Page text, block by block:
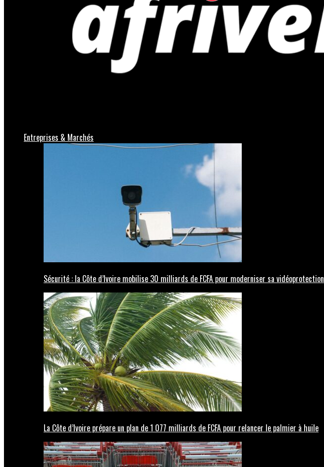
Entreprises & Marchés
Sécurité : la Côte d’Ivoire mobilise 30 milliards de FCFA pour moderniser sa vidéoprotection
La Côte d’Ivoire prépare un plan de 1 077 milliards de FCFA pour relancer le palmier à huile